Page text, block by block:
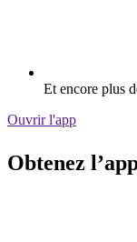
Et encore plus
Ouvrir l'app
Obtenez